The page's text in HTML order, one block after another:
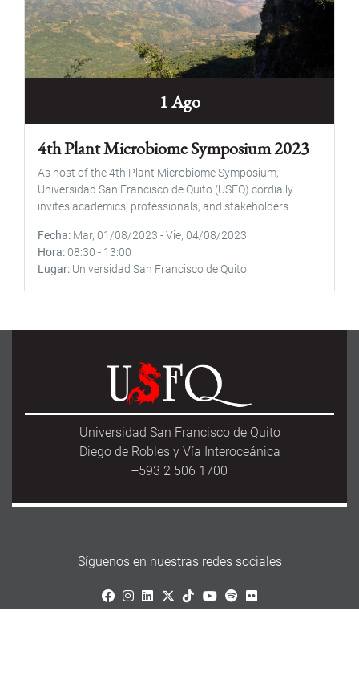
1 Ago
4th Plant Microbiome Symposium 2023
As host of the 4th Plant Microbiome Symposium,
Universidad San Francisco de Quito (USFQ) cordially
invites academics, professionals, and stakeholders...
Fecha Mar, 01/08/2023 -Vie, 04/08/2023
Hora 08:30 - 13:00
Lugar Universidad San Francisco de Quito
Universidad San Francisco de Quito
Diego de Robles y Vía Interoceánica
+593 2 506 1700
Síguenos en nuestras redes sociales